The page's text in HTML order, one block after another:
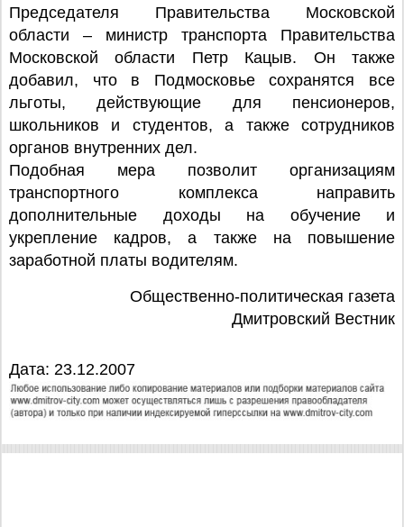
Председателя Правительства Московской
области – министр транспорта Правительства
Московской области Петр Кацыв. Он также
добавил, что в Подмосковье сохранятся все
льготы, действующие для пенсионеров,
школьников и студентов, а также сотрудников
органов внутренних дел.
Подобная мера позволит организациям
транспортного комплекса направить
дополнительные доходы на обучение и
укрепление кадров, а также на повышение
заработной платы водителям.
Общественно-политическая газета
Дмитровский Вестник
Дата: 23.12.2007